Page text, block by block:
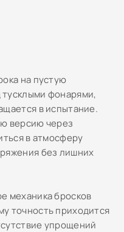
на пустую
фонарями,
в испытание.
версию через
в атмосферу
без лишних
механика бросков
точность приходится
упрощений